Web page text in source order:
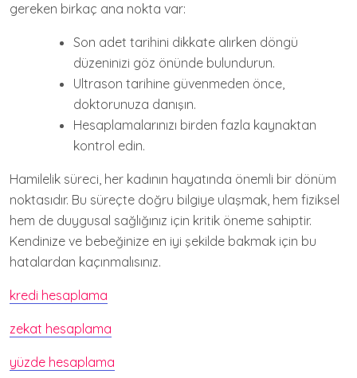
gereken birkaç ana nokta var:
Son adet tarihini dikkate alırken döngü
düzeninizi göz önünde bulundurun.
Ultrason tarihine güvenmeden önce,
doktorunuza danışın.
Hesaplamalarınızı birden fazla kaynaktan
kontrol edin.
Hamilelik süreci, her kadının hayatında önemli bir dönüm
noktasıdır. Bu süreçte doğru bilgiye ulaşmak, hem fiziksel
hem de duygusal sağlığınız için kritik öneme sahiptir.
Kendinize ve bebeğinize en iyi şekilde bakmak için bu
hatalardan kaçınmalısınız.
kredi hesaplama
zekat hesaplama
yüzde hesaplama